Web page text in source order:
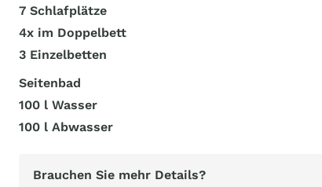
7 Schlafplätze
4x im Doppelbett
3 Einzelbetten
Seitenbad
100 l Wasser
100 l Abwasser
Brauchen Sie mehr Details?